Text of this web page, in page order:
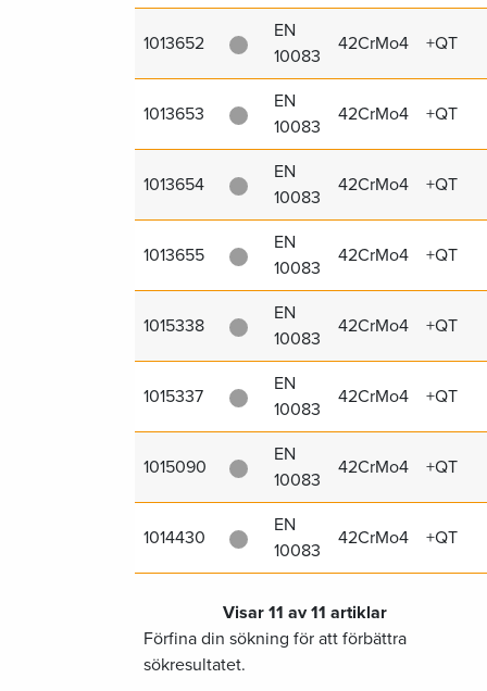
1013652
EN
10083
42CrMo4 +QT
1013653
EN
10083
42CrMo4 +QT
1013654
EN
10083
42CrMo4 +QT
1013655
EN
10083
42CrMo4 +QT
1015338
EN
10083
42CrMo4 +QT
1015337
EN
10083
42CrMo4 +QT
1015090
EN
10083
42CrMo4 +QT
1014430
EN
10083
42CrMo4 +QT
Visar 11 av 11 artiklar
Förfina din sökning för att förbättra
sökresultatet.